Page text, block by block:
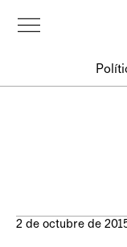
2 de octubre de